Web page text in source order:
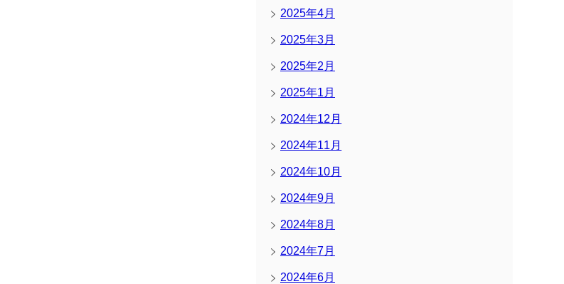
2025年4月
2025年3月
2025年2月
2025年1月
2024年12月
2024年11月
2024年10月
2024年9月
2024年8月
2024年7月
2024年6月